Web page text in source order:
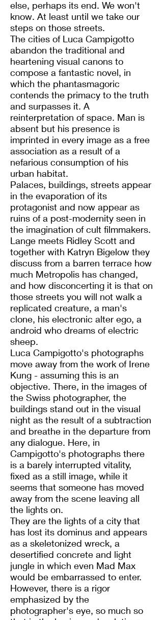
else, perhaps its end. We won't
know. At least until we take our
steps on those streets.
The cities of Luca Campigotto
abandon the traditional and
heartening visual canons to
compose a fantastic novel, in
which the phantasmagoric
contends the primacy to the truth
and surpasses it. A
reinterpretation of space. Man is
absent but his presence is
imprinted in every image as a free
association as a result of a
nefarious consumption of his
urban habitat.
Palaces, buildings, streets appear
in the evaporation of its
protagonist and now appear as
ruins of a post-modernity seen in
the imagination of cult filmmakers.
Lange meets Ridley Scott and
together with Katryn Bigelow they
discuss from a barren terrace how
much Metropolis has changed,
and how disconcerting it is that on
those streets you will not walk a
replicated creature, a man's
clone, his electronic alter ego, a
android who dreams of electric
sheep.
Luca Campigotto's photographs
move away from the work of Irene
Kung - assuming this is an
objective. There, in the images of
the Swiss photographer, the
buildings stand out in the visual
night as the result of a subtraction
and breathe in the departure from
any dialogue. Here, in
Campigotto's photographs there
is a barely interrupted vitality,
fixed as a still image, while it
seems that someone has moved
away from the scene leaving all
the lights on.
They are the lights of a city that
has lost its dominus and appears
as a skeletonized wreck, a
desertified concrete and light
jungle in which even Mad Max
would be embarrassed to enter.
However, there is a rigor
emphasized by the
photographer's eye, so much so